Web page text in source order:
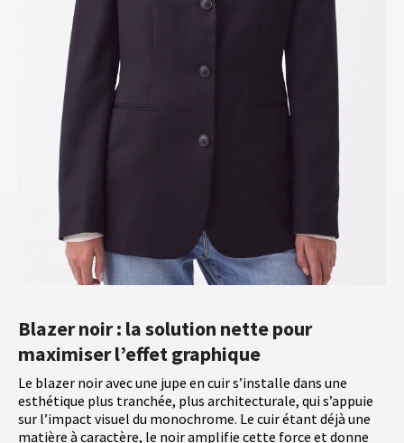
Blazer noir : la solution nette pour
maximiser l’effet graphique
Le blazer noir avec une jupe en cuir s’installe dans une
esthétique plus tranchée, plus architecturale, qui s’appuie
sur l’impact visuel du monochrome. Le cuir étant déjà une
matière à caractère, le noir amplifie cette force et donne